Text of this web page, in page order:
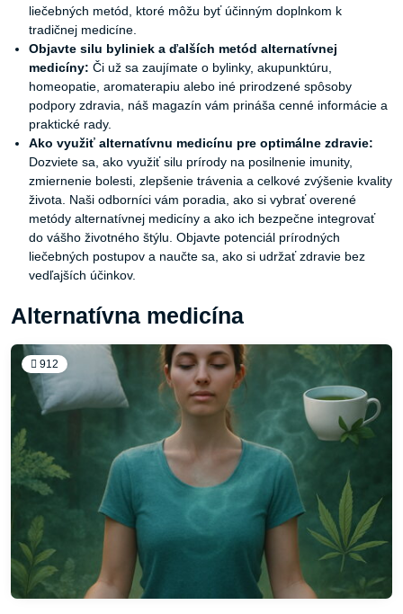
liečebných metód, ktoré môžu byť účinným doplnkom k
tradičnej medicíne.
Objavte silu byliniek a ďalších metód alternatívnej
medicíny: Či už sa zaujímate o bylinky, akupunktúru,
homeopatie, aromaterapiu alebo iné prirodzené spôsoby
podpory zdravia, náš magazín vám prináša cenné informácie a
praktické rady.
Ako využiť alternatívnu medicínu pre optimálne zdravie:
Dozviete sa, ako využiť silu prírody na posilnenie imunity,
zmiernenie bolesti, zlepšenie trávenia a celkové zvýšenie kvality
života. Naši odborníci vám poradia, ako si vybrať overené
metódy alternatívnej medicíny a ako ich bezpečne integrovať
do vášho životného štýlu. Objavte potenciál prírodných
liečebných postupov a naučte sa, ako si udržať zdravie bez
vedľajších účinkov.
Alternatívna medicína
912